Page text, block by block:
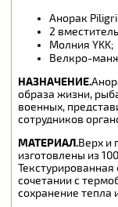
Анорак
2
Молния YKK;
Велкро-
НАЗНАЧЕНИЕ.
образа жизни,
военных,
сотрудников
МАТЕРИАЛ.Верх и
изготовлены из
сочетании с
сохранение тепла